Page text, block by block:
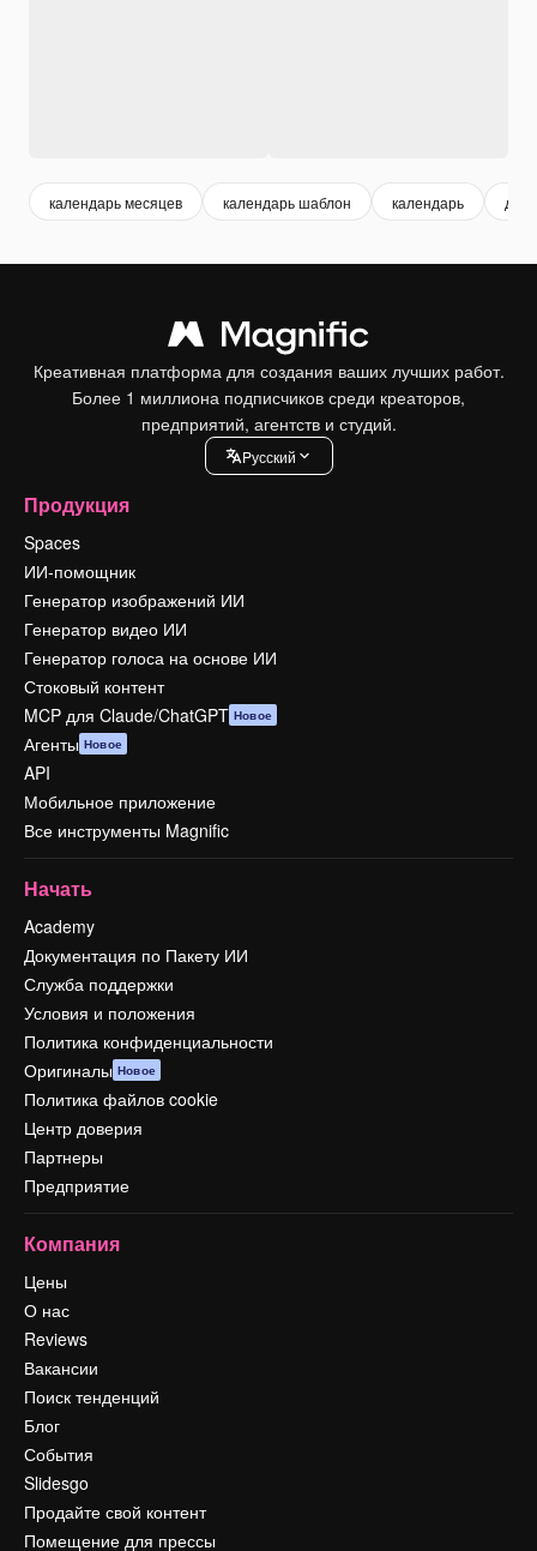
календарь месяцев календарь шаблон календарь
Креативная платформа для создания ваших лучших работ.
Более 1 миллиона подписчиков среди креаторов,
предприятий, агентств и студий.
Pусский
Продукция
Spaces
ИИ-помощник
Генератор изображений ИИ
Генератор видео ИИ
Генератор голоса на основе ИИ
Стоковый контент
MCP для Claude/ChatGPT Новое
Агенты Новое
API
Мобильное приложение
Все инструменты Magnific
Начать
Academy
Документация по Пакету ИИ
Служба поддержки
Условия и положения
Политика конфиденциальности
Оригиналы Новое
Политика файлов cookie
Центр доверия
Партнеры
Предприятие
Компания
Цены
О нас
Reviews
Вакансии
Поиск тенденций
Блог
События
Slidesgo
Продайте свой контент
Помещение для прессы